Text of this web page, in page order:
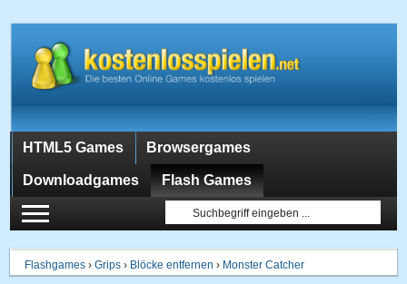
HTML5 Games Browsergames
Downloadgames Flash Games
Flashgames ›Grips › Blöcke entfernen › Monster Catcher